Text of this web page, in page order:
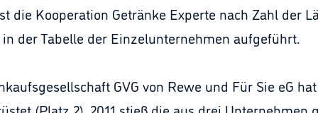
die Kooperation Getränke Experte nach Zahl der
der Tabelle der Einzelunternehmen aufgeführt.
GVG von Rewe und Für Sie eG